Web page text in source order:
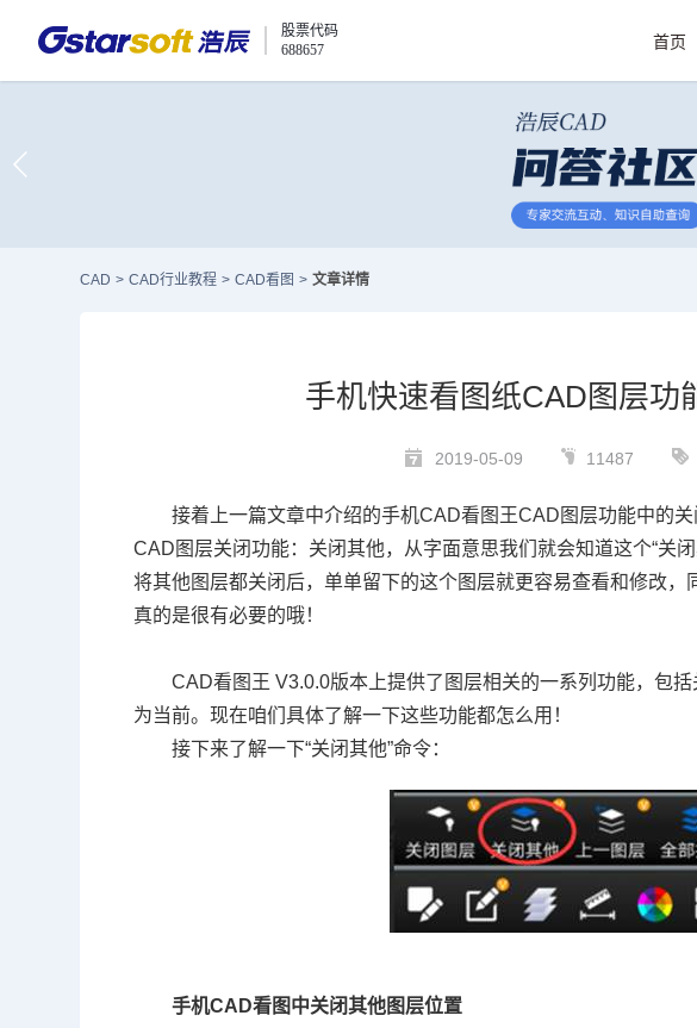
股票代码
688657
首页
CAD > CAD行业教程 > CAD看图 > 文章详情
手机快速看图纸CAD图层功
2019-05-09 11487
接着上一篇文章中介绍的手机CAD看图王CAD图层功能中的
CAD图层关闭功能：关闭其他，从字面意思我们就会知道这个“关
将其他图层都关闭后，单单留下的这个图层就更容易查看和修改，
真的是很有必要的哦！
CAD看图王 V3.0.0版本上提供了图层相关的一系列功能，包
为当前。现在咱们具体了解一下这些功能都怎么用！
接下来了解一下“关闭其他”命令：
手机CAD看图中关闭其他图层位置